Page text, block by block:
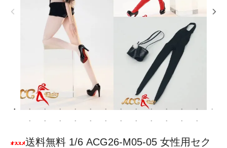
送料無料 1/6 ACG26-M05-05 女性用セク